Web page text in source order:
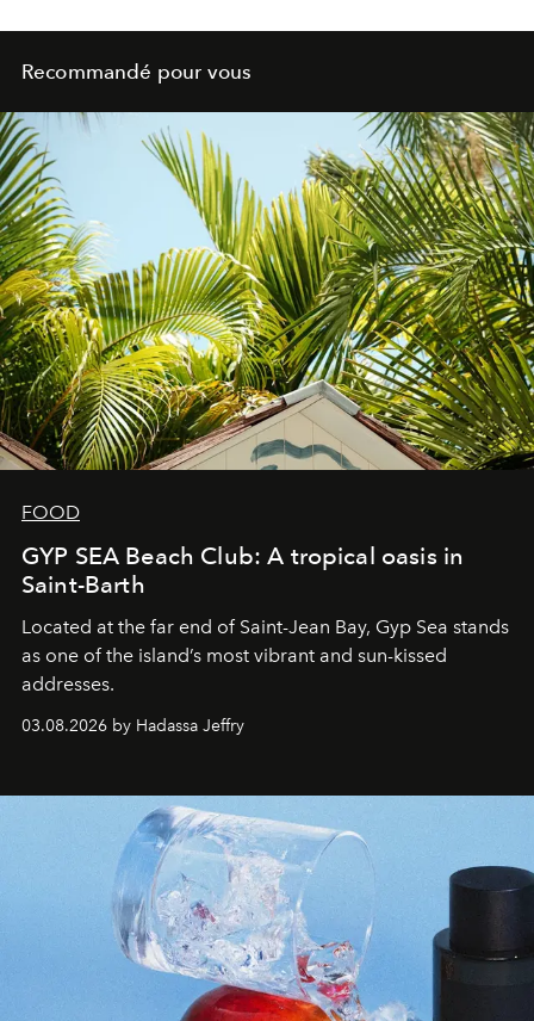
Recommandé pour vous
FOOD
GYP SEA Beach Club: A tropical oasis in
Saint-Barth
Located at the far end of Saint-Jean Bay, Gyp Sea stands
as one of the island’s most vibrant and sun-kissed
addresses.
03.08.2026 by Hadassa Jeffry